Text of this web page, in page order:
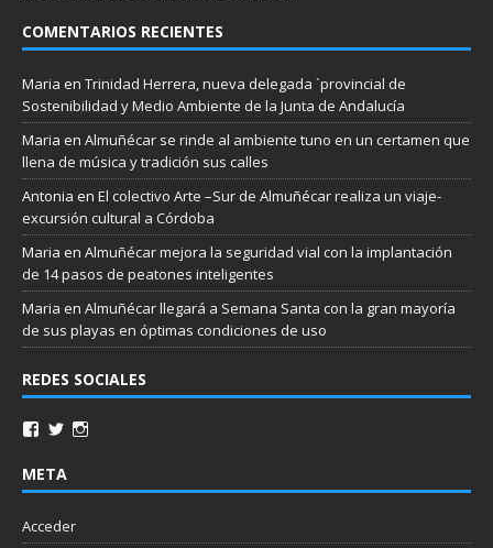
COMENTARIOS RECIENTES
Maria en Trinidad Herrera, nueva delegada `provincial de
Sostenibilidad y Medio Ambiente de la Junta de Andalucía
Maria en Almuñécar se rinde al ambiente tuno en un certamen que
llena de música y tradición sus calles
Antonia en El colectivo Arte –Sur de Almuñécar realiza un viaje-
excursión cultural a Córdoba
Maria en Almuñécar mejora la seguridad vial con la implantación
de 14 pasos de peatones inteligentes
Maria en Almuñécar llegará a Semana Santa con la gran mayoría
de sus playas en óptimas condiciones de uso
REDES SOCIALES
META
Acceder